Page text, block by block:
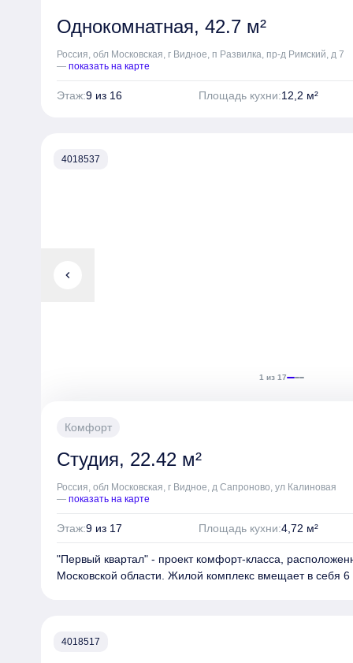
Однокомнатная, 42.7 м²
Россия, обл Московская, г Видное, п Развилка, пр-д Римский, д 7
— показать на карте
Этаж:9 из 16 Площадь кухни:12,2 м²
chevron_left
1 из 17
4018537
Комфорт
Студия, 22.42 м²
Россия, обл Московская, г Видное, д Сапроново, ул Калиновая
— показать на карте
Этаж:9 из 17 Площадь кухни:4,72 м²
"Первый квартал" - проект комфорт-класса,
Московской области. Жилой комплекс вмещает в себя 6
дерево.
4018517